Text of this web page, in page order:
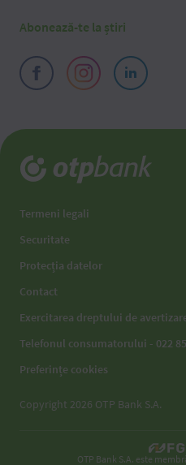
Abonează-te la știri
Termeni legali
Securitate
Protecția datelor
Contact
Exercitarea dreptului de
Telefonul consumatorului - 022
Preferințe cookies
Copyright 2026 OTP Bank S.A.
OTP Bank S.A. este